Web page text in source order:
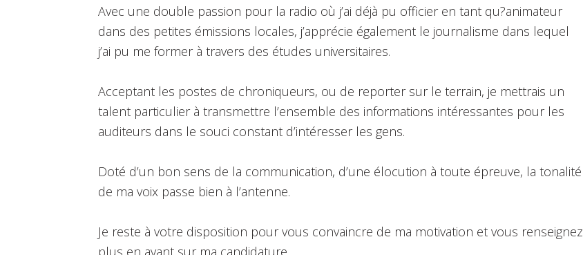
Avec une double passion pour la radio où j’ai déjà pu officier en tant qu?animateur
dans des petites émissions locales, j’apprécie également le journalisme dans lequel
j’ai pu me former à travers des études universitaires.
Acceptant les postes de chroniqueurs, ou de reporter sur le terrain, je mettrais un
talent particulier à transmettre l’ensemble des informations intéressantes pour les
auditeurs dans le souci constant d’intéresser les gens.
Doté d’un bon sens de la communication, d’une élocution à toute épreuve, la tonalité
de ma voix passe bien à l’antenne.
Je reste à votre disposition pour vous convaincre de ma motivation et vous renseignez
plus en avant sur ma candidature.